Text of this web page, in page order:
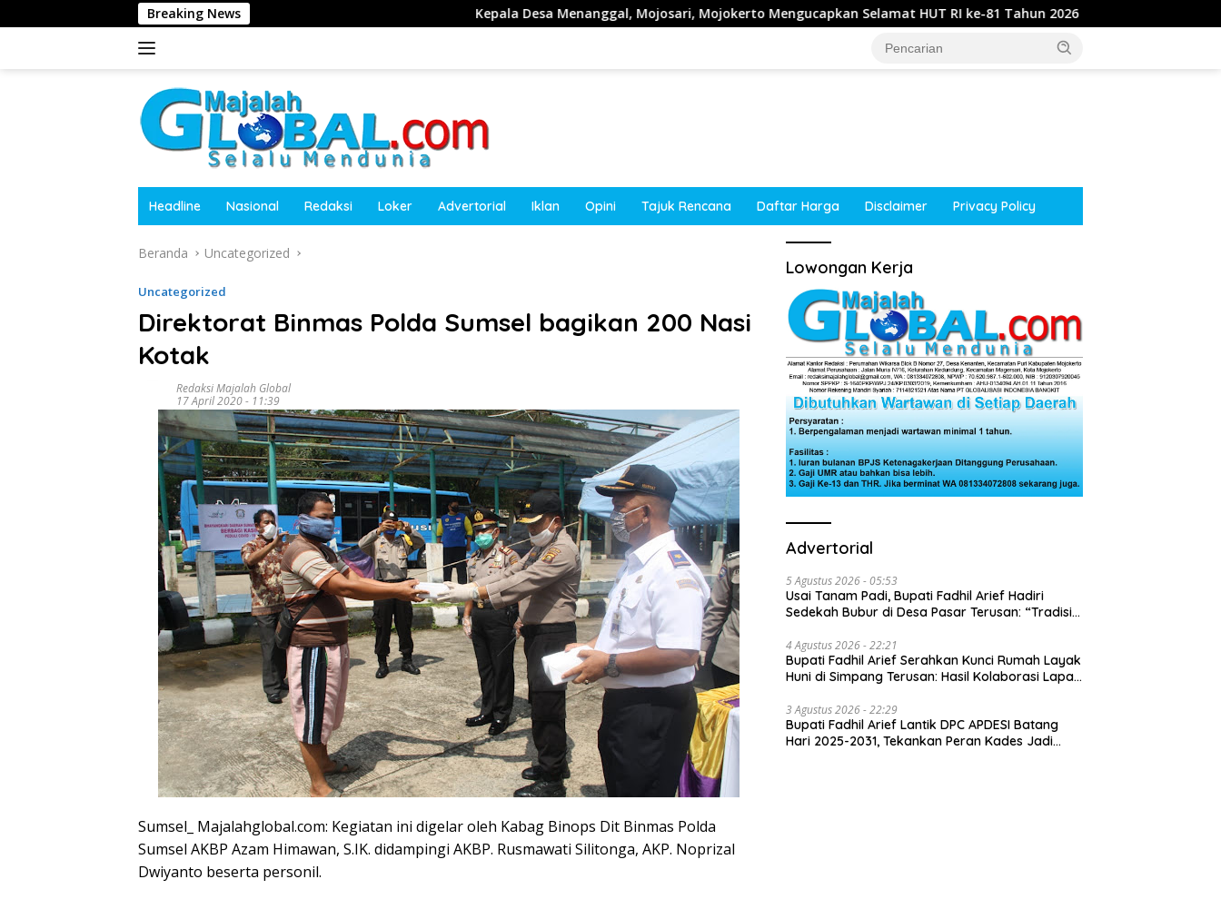
ke
Breaking News Kepala Desa Menanggal, Mojosari, Mojokerto Mengucapkan Selamat HUT RI ke-81 Tahun 2026 Kepala Desa Kupang, Jetis,
Headline Nasional Redaksi Loker Advertorial Iklan Opini Tajuk Rencana Daftar Harga Disclaimer Privacy Policy
Beranda Uncategorized
Uncategorized
Direktorat Binmas Polda Sumsel bagikan 200 Nasi
Kotak
Redaksi Majalah Global
17 April 2020 - 11:39
Sumsel_ Majalahglobal.com: Kegiatan ini digelar oleh Kabag Binops Dit Binmas Polda
Sumsel AKBP Azam Himawan, S.IK. didampingi AKBP. Rusmawati Silitonga, AKP. Noprizal
Dwiyanto beserta personil.
Lowongan Kerja
Advertorial
5 Agustus 2026 - 05:53
Usai Tanam Padi, Bupati Fadhil Arief Hadiri
Sedekah Bubur di Desa Pasar Terusan: “Tradisi
4 Agustus 2026 - 22:21
Bupati Fadhil Arief Serahkan Kunci Rumah Layak
Huni di Simpang Terusan: Hasil Kolaborasi Lapas
3 Agustus 2026 - 22:29
Bupati Fadhil Arief Lantik DPC APDESI Batang
Hari 2025-2031, Tekankan Peran Kades Jadi